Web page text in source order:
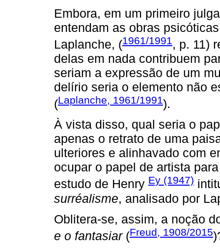
Embora, em um primeiro
entendam as obras
Laplanche, (1961/1991, p. 11)
delas em nada contribuem
seriam a expressão de um
delírio seria o elemento não
(Laplanche, 1961/1991).
À vista disso, qual seria o
apenas o retrato de uma
ulteriores e alinhavado com
ocupar o papel de artista
estudo de Henry Ey (1947)
surréalisme, analisado por
Oblitera-se, assim, a noção
e o fantasiar(Freud, 1908/2015